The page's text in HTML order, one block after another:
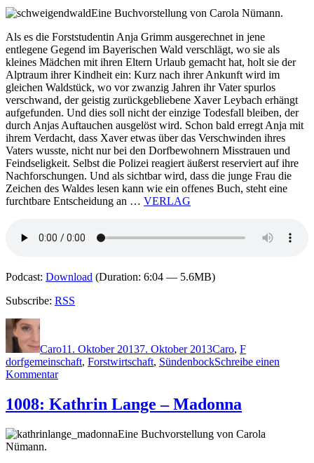
Eine Buchvorstellung von Carola Nümann.
Als es die Forststudentin Anja Grimm ausgerechnet in jene
entlegene Gegend im Bayerischen Wald verschlägt, wo sie als
kleines Mädchen mit ihren Eltern Urlaub gemacht hat, holt sie der
Alptraum ihrer Kindheit ein: Kurz nach ihrer Ankunft wird im
gleichen Waldstück, wo vor zwanzig Jahren ihr Vater spurlos
verschwand, der geistig zurückgebliebene Xaver Leybach erhängt
aufgefunden. Und dies soll nicht der einzige Todesfall bleiben, der
durch Anjas Auftauchen ausgelöst wird. Schon bald erregt Anja mit
ihrem Verdacht, dass Xaver etwas über das Verschwinden ihres
Vaters wusste, nicht nur bei den Dorfbewohnern Misstrauen und
Feindseligkeit. Selbst die Polizei reagiert äußerst reserviert auf ihre
Nachforschungen. Und als sichtbar wird, dass die junge Frau die
Zeichen des Waldes lesen kann wie ein offenes Buch, steht eine
furchtbare Entscheidung an … VERLAG
Podcast: Download (Duration: 6:04 — 5.6MB)
Subscribe: RSS
Autor
Caro11. Oktober 20137. Oktober 2013Caro, F
dorfgemeinschaft, Forstwirtschaft, SündenbockSchreibe einen
Kommentarzu
Wolfram
Fleischhauer
Schweigend
1008: Kathrin Lange – Madonna
Eine Buchvorstellung von Carola
Nümann.